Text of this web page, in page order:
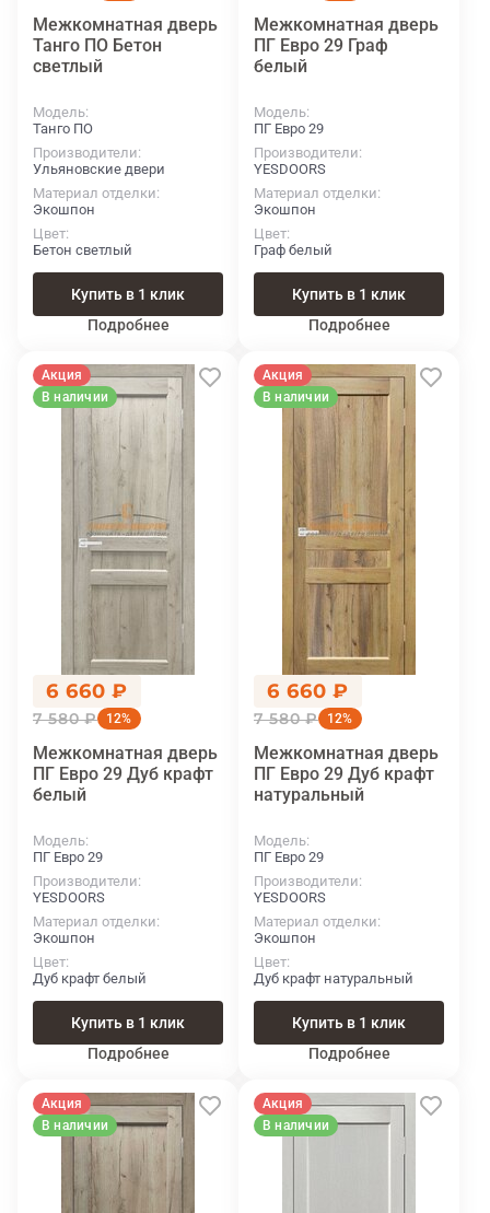
Межкомнатная дверь
Танго ПО Бетон
светлый
Модель
Танго ПО
Производители
Ульяновские двери
Материал отделки
Экошпон
Цвет
Бетон светлый
Купить в 1 клик
Подробнее
Межкомнатная дверь
ПГ Евро 29 Граф
белый
Модель
ПГ Евро 29
Производители
YESDOORS
Материал отделки
Экошпон
Цвет
Граф белый
Купить в 1 клик
Подробнее
Акция
В наличии
6 660 ₽
7 580 ₽ 12%
Межкомнатная дверь
ПГ Евро 29 Дуб крафт
белый
Модель
ПГ Евро 29
Производители
YESDOORS
Материал отделки
Экошпон
Цвет
Дуб крафт белый
Купить в 1 клик
Подробнее
Акция
В наличии
6 660 ₽
7 580 ₽ 12%
Межкомнатная дверь
ПГ Евро 29 Дуб крафт
натуральный
Модель
ПГ Евро 29
Производители
YESDOORS
Материал отделки
Экошпон
Цвет
Дуб крафт натуральный
Купить в 1 клик
Подробнее
Акция
В наличии
Акция
В наличии